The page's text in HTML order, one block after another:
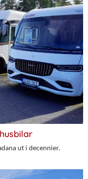
ut i decennier.